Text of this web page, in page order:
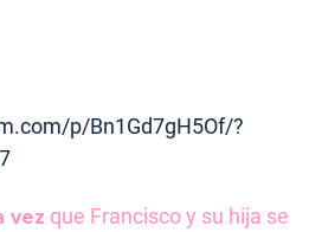
p/Bn1Gd7gH5Of/?
vez que Francisco y su hija se